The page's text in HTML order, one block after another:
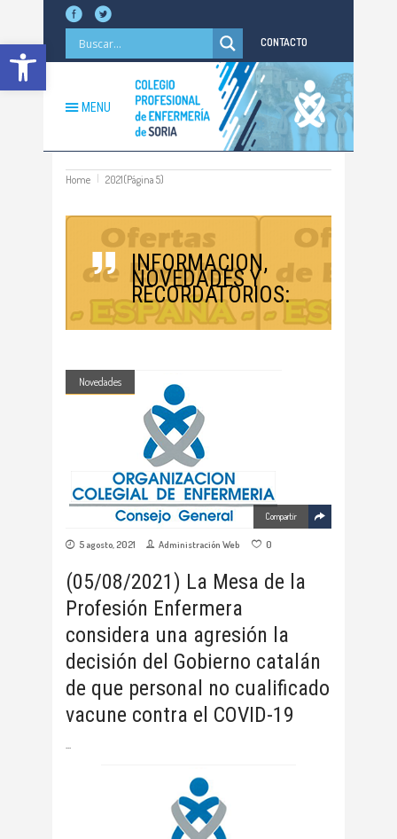
Abrir barra de herramientas CONTACTO
MENU
Home 2021(Página 5)
INFORMACION,
NOVEDADES Y
RECORDATORIOS:
Novedades
Compartir
5 agosto, 2021 Administración Web 0
(05/08/2021) La Mesa de la
Profesión Enfermera
considera una agresión la
decisión del Gobierno catalán
de que personal no cualificado
vacune contra el COVID-19